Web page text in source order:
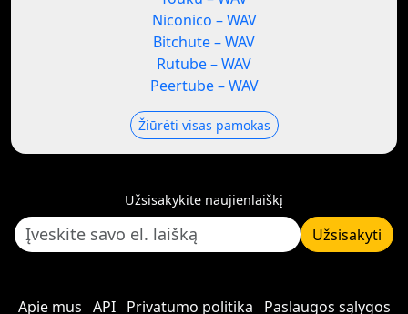
Niconico – WAV
Bitchute – WAV
Rutube – WAV
Peertube – WAV
Žiūrėti visas pamokas
Užsisakykite naujienlaiškį
Užsisakyti
Apie mus API Privatumo politika Paslaugos sąlygos